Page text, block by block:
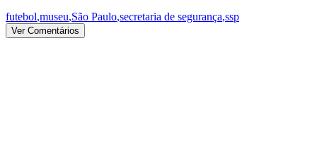
futebol,museu,São Paulo,secretaria de segurança,ssp
Ver Comentários